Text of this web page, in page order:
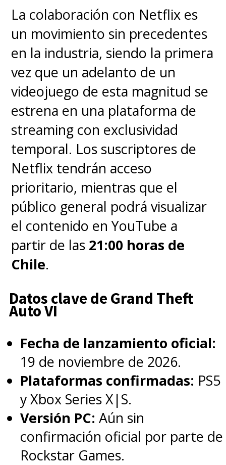
La colaboración con Netflix es
un movimiento sin precedentes
en la industria, siendo la primera
vez que un adelanto de un
videojuego de esta magnitud se
estrena en una plataforma de
streaming con exclusividad
temporal. Los suscriptores de
Netflix tendrán acceso
prioritario, mientras que el
público general podrá visualizar
el contenido en YouTube a
partir de las 21:00 horas de
Chile.
Datos clave de Grand Theft
Auto VI
Fecha de lanzamiento oficial:
19 de noviembre de 2026.
Plataformas confirmadas: PS5
y Xbox Series X|S.
Versión PC: Aún sin
confirmación oficial por parte de
Rockstar Games.